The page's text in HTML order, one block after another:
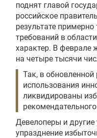
поднят главой
российское
результате
требований в
характер. В феврале
на четыре тысячи
Так, в
использования
ликвидированы
Девелоперы и
упразднение